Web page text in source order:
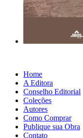
Home
A Editora
Conselho Editorial
Coleções
Autores
Como Comprar
Publique sua Obra
Contato